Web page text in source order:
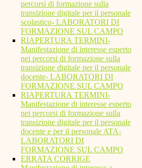
percorsi di formazione sulla
transizione digitale per il personale
scolastico- LABORATORI DI
FORMAZIONE SUL CAMPO
RIAPERTURA TERMINI-
Manifestazione di interesse esperto
nei percorsi di formazione sulla
transizione digitale per il personale
docente- LABORATORI DI
FORMAZIONE SUL CAMPO
RIAPERTURA TERMINI-
Manifestazione di interesse esperto
nei percorsi di formazione sulla
transizione digitale per il personale
docente e per il personale ATA-
LABORATORI DI
FORMAZIONE SUL CAMPO
ERRATA CORRIGE